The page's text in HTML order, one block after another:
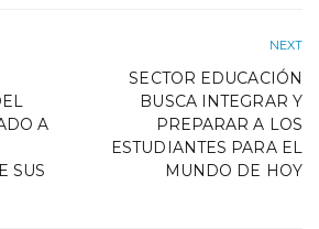
A
SUS
NEXT
SECTOR EDUCACIÓN
BUSCA INTEGRAR Y
PREPARAR A LOS
ESTUDIANTES PARA EL
MUNDO DE HOY